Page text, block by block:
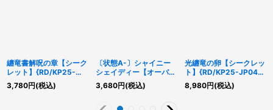
纏竜書解呪の章【シーク
レット】{RD/KP25-
JP050}《RD魔法》
3,780円(税込)
〔状態A-〕シャイニー
シェイディー【オーバー
ラッシュレア】
{RD/ORP2-JP079}
3,680円(税込)
光纏竜の卵【シークレッ
ト】{RD/KP25-JP041}
《RDフュージョン》
8,980円(税込)